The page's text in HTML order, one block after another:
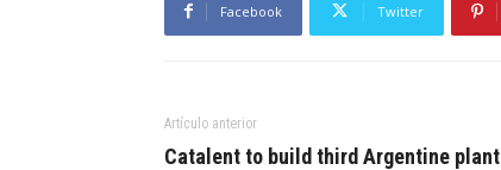
Facebook Twitter
Artículo anterior
Catalent to build third Argentine plant